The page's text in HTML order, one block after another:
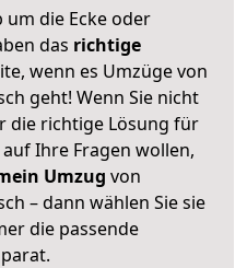
um die Ecke oder
das richtige
wenn es Umzüge von
geht! Wenn Sie nicht
die richtige Lösung für
Ihre Fragen wollen,
Umzug von
– dann wählen Sie sie
die passende